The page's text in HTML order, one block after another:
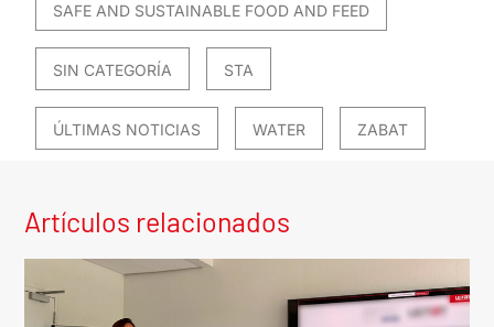
SAFE AND SUSTAINABLE FOOD AND FEED
SIN CATEGORÍA STA
ÚLTIMAS NOTICIAS WATER ZABAT
Artículos relacionados